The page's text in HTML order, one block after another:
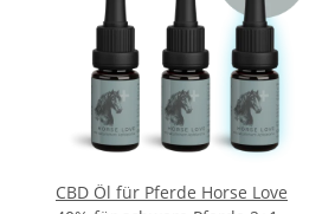
CBD Öl für Pferde Horse Love